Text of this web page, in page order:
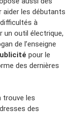
aider les débutants
à
un outil électrique,
de l’enseigne
pour le
des dernières
trouve les
des